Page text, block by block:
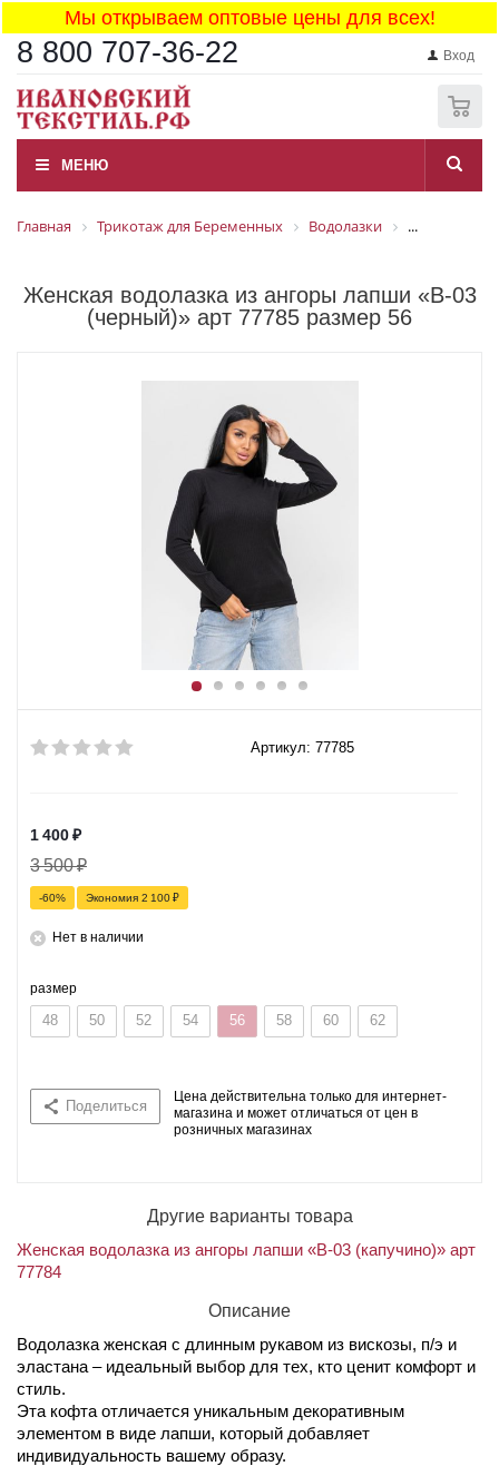
Мы открываем оптовые цены для всех!
8 800 707-36-22 Вход
МЕНЮ
Главная Трикотаж для Беременных Водолазки ...
Женская водолазка из ангоры лапши «В-03
(черный)» арт 77785 размер 56
Артикул: 77785
1 400₽
3 500₽
-60% Экономия 2 100₽
Нет в наличии
размер
48 50 52 54 56 58 60 62
Поделиться
Цена действительна только для интернет-
магазина и может отличаться от цен в
розничных магазинах
Другие варианты товара
Женская водолазка из ангоры лапши «В-03 (капучино)» арт
77784
Описание
Водолазка женская с длинным рукавом из вискозы, п/э и
эластана – идеальный выбор для тех, кто ценит комфорт и
стиль.
Эта кофта отличается уникальным декоративным
элементом в виде лапши, который добавляет
индивидуальность вашему образу.